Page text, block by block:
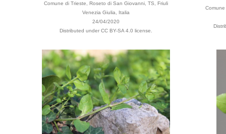
Comune di Trieste, Roseto di San Giovanni, TS, Friuli
Venezia Giulia, Italia
24/04/2020
Distributed under CC BY-SA 4.0 license.